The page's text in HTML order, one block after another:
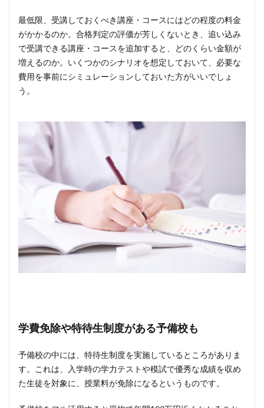
最低限、受講しておくべき講座・コースにはどの程度の料金
がかかるのか。合格判定の評価が芳しくないとき、追い込み
で受講できる講座・コースを追加すると、どのくらい金額が
増えるのか。いくつかのシナリオを想定しておいて、必要な
費用を事前にシミュレーションしておいた方がいいでしょ
う。
学費免除や特待生制度がある予備校も
予備校の中には、特待生制度を実施しているところがありま
す。これは、入学時の学力テストや模試で優秀な成績を収め
た生徒を対象に、授業料が免除になるというものです。